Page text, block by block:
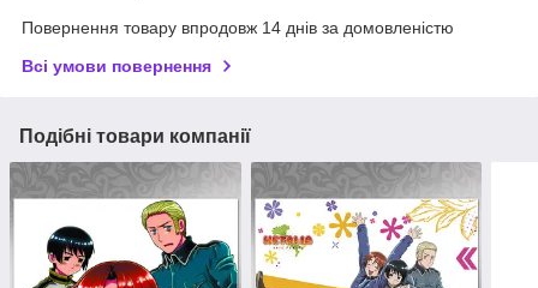
Повернення товару впродовж 14 днів за домовленістю
Всі умови повернення
Подібні товари компанії